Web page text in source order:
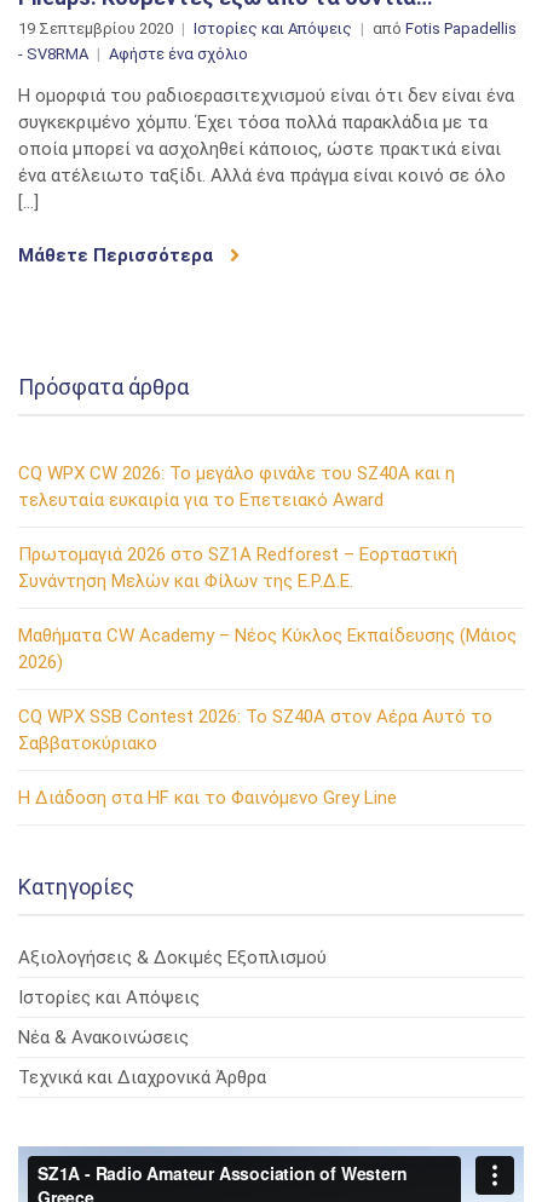
19 Σεπτεμβρίου 2020 Ιστορίες και Απόψεις από Fotis Papadellis
- SV8RMA
Αφήστε ένα σχόλιο
Κουβέντες
έξω
από
τα
Η ομορφιά του ραδιοερασιτεχνισμού είναι ότι δεν είναι ένα
συγκεκριμένο χόμπυ. Έχει τόσα πολλά παρακλάδια με τα
οποία μπορεί να ασχοληθεί κάποιος, ώστε πρακτικά είναι
ένα ατέλειωτο ταξίδι. Αλλά ένα πράγμα είναι κοινό σε όλο
[…]
Μάθετε Περισσότερα
Πρόσφατα άρθρα
CQ WPX CW 2026: Το μεγάλο φινάλε του SZ40A και η
τελευταία ευκαιρία για το Επετειακό Award
Πρωτομαγιά 2026 στο SZ1A Redforest – Εορταστική
Συνάντηση Μελών και Φίλων της Ε.Ρ.Δ.Ε.
Μαθήματα CW Academy – Νέος Κύκλος Εκπαίδευσης (Μάιος
2026)
CQ WPX SSB Contest 2026: Το SZ40A στον Αέρα Αυτό το
Σαββατοκύριακο
Η Διάδοση στα HF και το Φαινόμενο Grey Line
Kατηγορίες
Αξιολογήσεις & Δοκιμές Εξοπλισμού
Ιστορίες και Απόψεις
Νέα & Ανακοινώσεις
Τεχνικά και Διαχρονικά Άρθρα
Πρόγραμμα
Αναπαραγωγής